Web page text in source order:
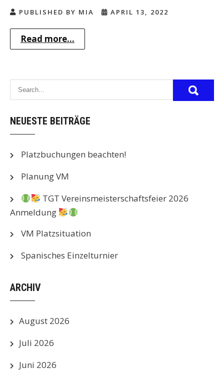
PUBLISHED BY MIA APRIL 13, 2022
Read more...
NEUESTE BEITRÄGE
Platzbuchungen beachten!
Planung VM
TGT Vereinsmeisterschaftsfeier 2026
Anmeldung
VM Platzsituation
Spanisches Einzelturnier
ARCHIV
August 2026
Juli 2026
Juni 2026